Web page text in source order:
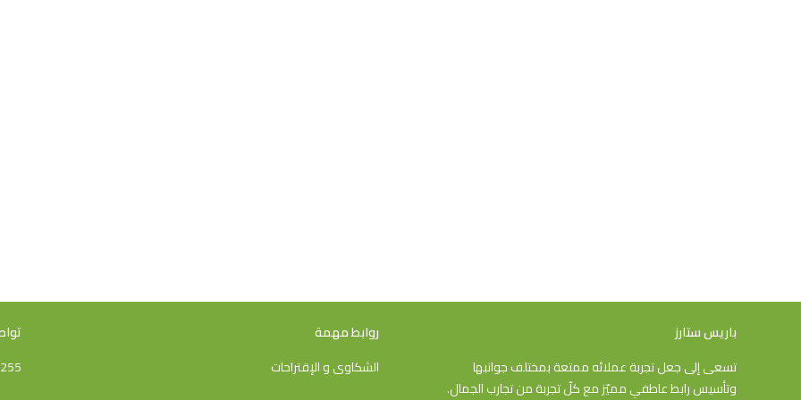
باريس ستارز
تسعى إلى جعل تجربة عملائه ممتعة بمختلف جوانبها
وتأسيس رابط عاطفي مميّز مع كلّ تجربة من تجارب الجمال.
روابط مهمة
الشكاوى و اﻹقتراحات